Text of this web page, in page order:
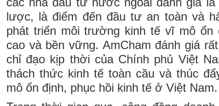
lược, là điểm đến đầu tư an toàn và
phát triển môi trường kinh tế vĩ mô ổn
cao và bền vững. AmCham đánh giá
chỉ đạo kịp thời của Chính phủ Việt
thách thức kinh tế toàn cầu và thúc
mô ổn định, phục hồi kinh tế ở Việt Nam.